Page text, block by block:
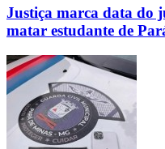
Justiça marca data do
matar estudante de